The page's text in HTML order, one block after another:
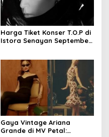
Harga Tiket Konser T.O.P di
Istora Senayan September
Gaya Vintage Ariana
Grande di MV Petal: